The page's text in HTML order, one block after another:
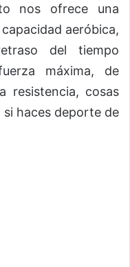
nos ofrece una
aeróbica,
del tiempo
máxima, de
resistencia, cosas
haces deporte de